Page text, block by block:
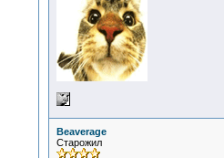
Beaverage
Старожил